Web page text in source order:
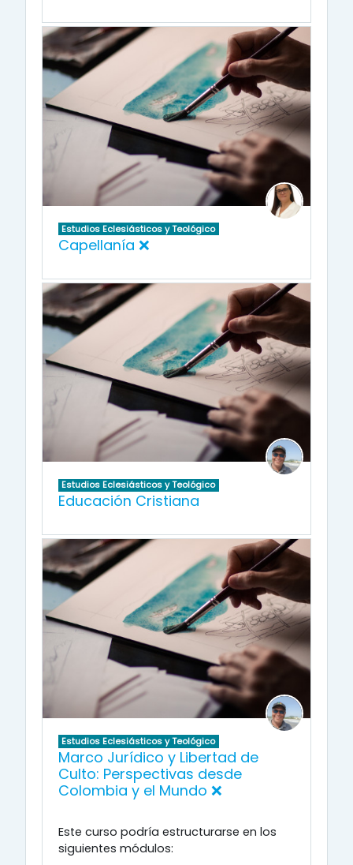
Estudios Eclesiásticos y Teológico
Capellanía ❌
Estudios Eclesiásticos y Teológico
Educación Cristiana
Estudios Eclesiásticos y Teológico
Marco Jurídico y Libertad de
Culto: Perspectivas desde
Colombia y el Mundo ❌
Este curso podría estructurarse en los
siguientes módulos: